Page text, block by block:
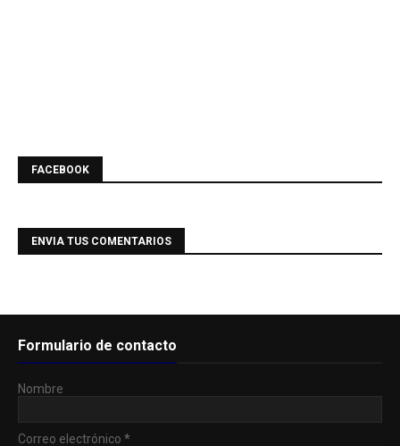
FACEBOOK
ENVIA TUS COMENTARIOS
Formulario de contacto
Nombre
Correo electrónico *